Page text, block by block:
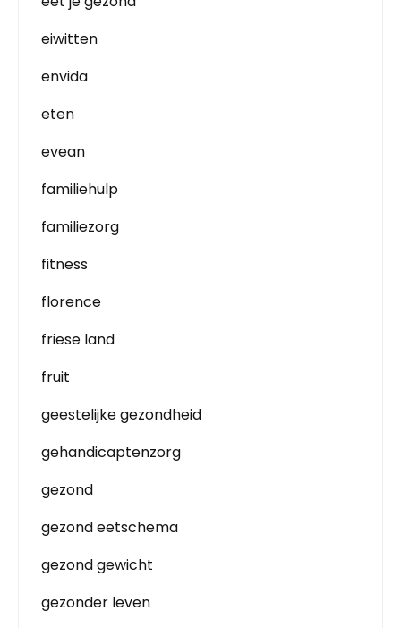
eiwitten
envida
eten
evean
familiehulp
familiezorg
fitness
florence
friese land
fruit
geestelijke gezondheid
gehandicaptenzorg
gezond
gezond eetschema
gezond gewicht
gezonder leven